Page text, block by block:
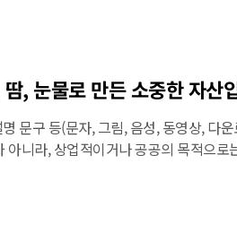
, 눈물로 만든 소중한 자산
문구 등(문자, 그림, 음성, 동영상, 다
아니라, 상업적이거나 공공의 목적으